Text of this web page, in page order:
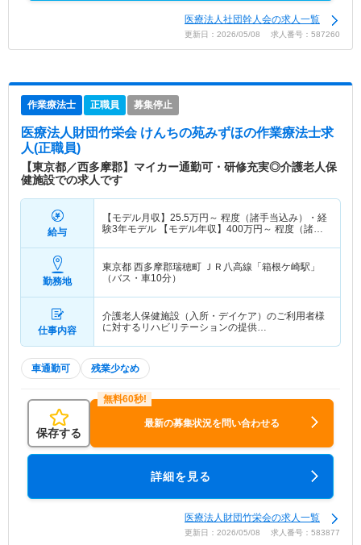
医療法人社団幹人会の求人一覧
更新日：2026/05/08 求人番号：587260
作業療法士 正職員 募集停止
医療法人財団竹栄会 けんちの苑みずほの作業療法士求
人(正職員)
【東京都／西多摩郡】マイカー通勤可・研修充実◎介護老人保
健施設での求人です
給与
【モデル月収】 25.5万円～ 程度（諸手当込み）・経
験3年モデル 【モデル年収】 400万円～ 程度（諸手
勤務地
東京都 西多摩郡瑞穂町 ＪＲ八高線「箱根ケ崎駅」
（バス・車10分）
仕事内容
介護老人保健施設（入所・デイケア）のご利用者様
に対するリハビリテーションの提供…
車通勤可 残業少なめ
保存する
最新の募集状況を問い合わせる
詳細を見る
医療法人財団竹栄会の求人一覧
更新日：2026/05/08 求人番号：583877